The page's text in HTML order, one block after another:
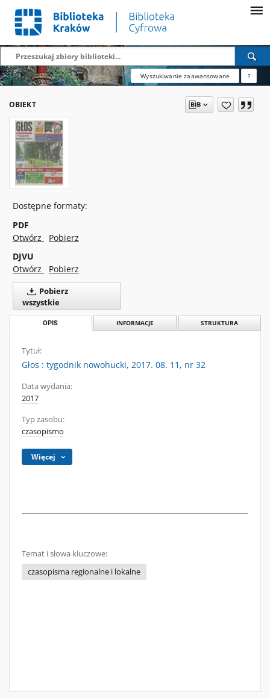
Wyszukiwanie zaawansowane ?
OBIEKT
Dostępne formaty:
PDF
Otwórz
Pobierz
DJVU
Otwórz
Pobierz
Pobierz
wszystkie
OPIS INFORMACJE STRUKTURA
Tytuł:
Głos : tygodnik nowohucki, 2017. 08. 11, nr 32
Data wydania:
2017
Typ zasobu:
czasopismo
Więcej
Temat i słowa kluczowe:
czasopisma regionalne i lokalne